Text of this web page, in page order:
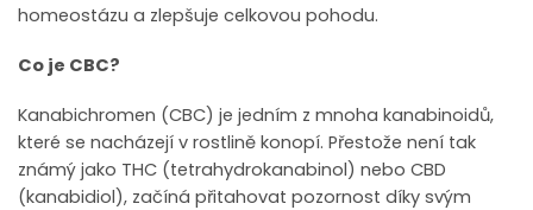
homeostázu a zlepšuje celkovou pohodu.
Co je CBC?
Kanabichromen (CBC) je jedním z mnoha kanabinoidů,
které se nacházejí v rostlině konopí. Přestože není tak
známý jako THC (tetrahydrokanabinol) nebo CBD
(kanabidiol), začíná přitahovat pozornost díky svým